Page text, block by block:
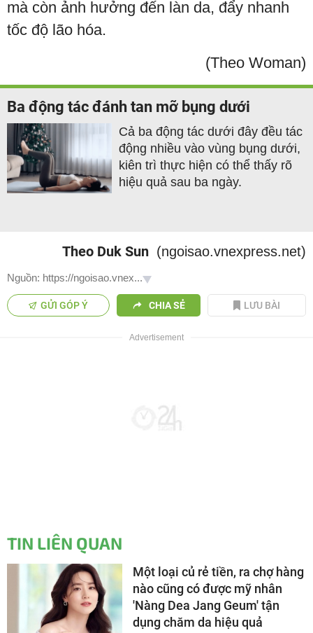
mà còn ảnh hưởng đến làn da, đẩy nhanh
tốc độ lão hóa.
(Theo Woman)
Ba động tác đánh tan mỡ bụng dưới
Cả ba động tác dưới đây đều tác
động nhiều vào vùng bụng dưới,
kiên trì thực hiện có thể thấy rõ
hiệu quả sau ba ngày.
Theo Duk Sun (ngoisao.vnexpress.net)
Nguồn: https://ngoisao.vnex...
GỬI GÓP Ý CHIA SẺ LƯU BÀI
TIN LIÊN QUAN
Một loại củ rẻ tiền, ra chợ hàng
nào cũng có được mỹ nhân
'Nàng Dea Jang Geum' tận
dụng chăm da hiệu quả